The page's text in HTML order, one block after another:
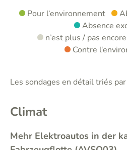
Pour l‘environnement
Absence
n’est plus / pas
Contre
Les sondages en détail triés
Climat
Mehr Elektroautos in der